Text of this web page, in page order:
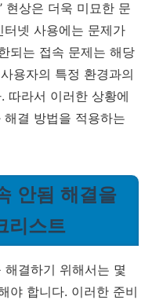
현상은 더욱 미묘한 문
넷 사용에는 문제가
되는 접속 문제는 해당
용자의 특정 환경과의
따라서 이러한 상황에
결 방법을 적용하는
안됨 해결을
리스트
결하기 위해서는 몇
야 합니다. 이러한 준비